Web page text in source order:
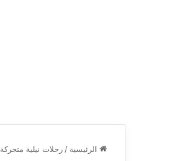
الرئيسية / رحلات نيلية متحركة